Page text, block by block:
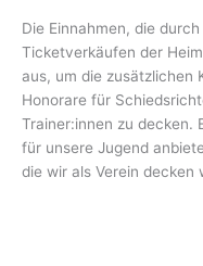
Die Einnahmen, die
Ticketverkäufen der
aus, um die zusätzlichen
Honorare für
Trainer:innen zu decken.
für unsere Jugend
die wir als Verein decken